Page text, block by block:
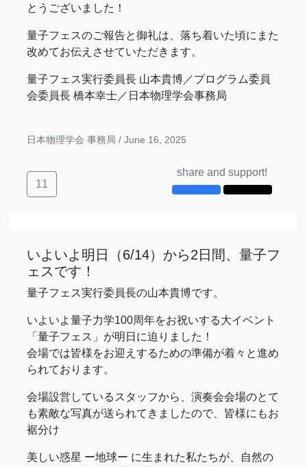
とうございました！
量子フェスのご報告と御礼は、落ち着いた頃にまた
改めてお伝えさせていただきます。
量子フェス実行委員長 山本貴博／プログラム委員
会委員長 橋本幸士／日本物理学会事務局
日本物理学会 事務局 / June 16, 2025
11
share and support!
いよいよ明日（6/14）から2日間、量子フ
ェスです！
量子フェス実行委員長の山本貴博です。
いよいよ量子力学100周年をお祝いする大イベント
「量子フェス」が明日に迫りました！
会場では皆様をお迎えするための準備が着々と進め
られております。
会場設営しているスタッフから、演奏会会場のとて
も素敵な写真が送られてきましたので、皆様にもお
裾分け
美しい惑星 ー地球ー に生まれた私たちが、自然の